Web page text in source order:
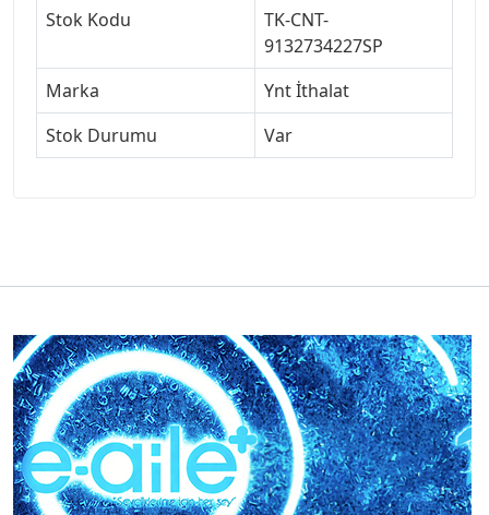
Stok Kodu
TK-CNT-
9132734227SP
Marka
Ynt İthalat
Stok Durumu
Var